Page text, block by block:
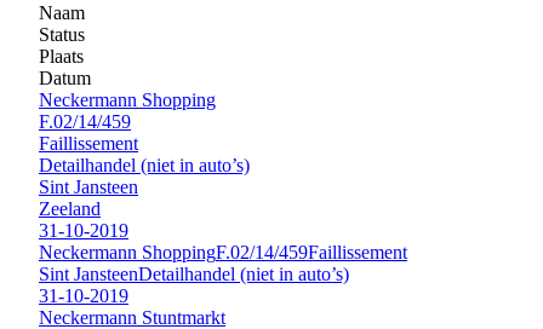
Naam
Status
Plaats
Datum
Neckermann Shopping
F.02/14/459
Faillissement
Detailhandel (niet in auto’s)
Sint Jansteen
Zeeland
31-10-2019
Neckermann ShoppingF.02/14/459Faillissement
Sint JansteenDetailhandel (niet in auto’s)
31-10-2019
Neckermann Stuntmarkt